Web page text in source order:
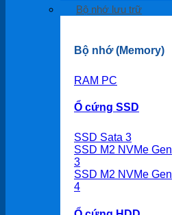
Bộ nhớ lưu trữ
Bộ nhớ (Memory)
RAM PC
Ổ cứng SSD
SSD Sata 3
SSD M2 NVMe Gen
3
SSD M2 NVMe Gen
4